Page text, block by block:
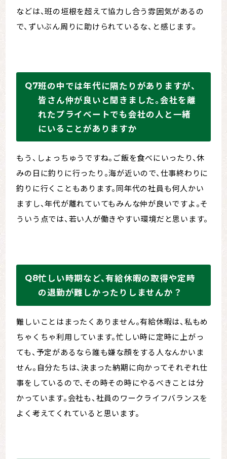
などは、班の垣根を超えて協力し合う雰囲気があるの
で、ずいぶん周りに助けられているな、と感じます。
班の中では年代に隔たりがありますが、
皆さん仲が良いと聞きました。会社を離
れたプライベートでも会社の人と一緒
にいることがありますか
もう、しょっちゅうですね。ご飯を食べにいったり、休
みの日に釣りに行ったり。海が近いので、仕事終わりに
釣りに行くこともあります。同年代の社員も何人かい
ますし、年代が離れていてもみんな仲が良いですよ。そ
ういう点では、若い人が働きやすい環境だと思います。
忙しい時期など、有給休暇の取得や定時
の退勤が難しかったりしませんか？
難しいことはまったくありません。有給休暇は、私もめ
ちゃくちゃ利用しています。忙しい時に定時に上がっ
ても、予定があるなら誰も嫌な顔をする人なんかいま
せん。自分たちは、決まった納期に向かってそれぞれ仕
事をしているので、その時その時にやるべきことは分
かっています。会社も、社員のワークライフバランスを
よく考えてくれていると思います。